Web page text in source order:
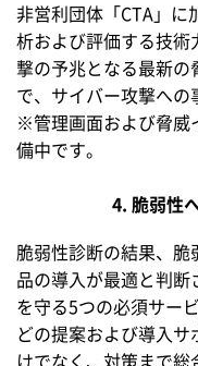
非営利団体「CTA」に
析および評価する技術
撃の予兆となる最新の
で、サイバー攻撃への
※管理画面および脅威
備中です。
4. 脆弱性
脆弱性診断の結果、脆
品の導入が最適と判断
を守る5つの必須サー
どの提案および導入
けでなく、対策まで